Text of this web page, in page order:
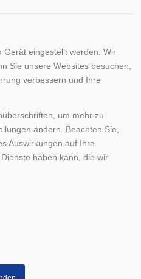
eingestellt werden. Wir
Sie unsere Websites besuchen,
verbessern und Ihre
um mehr zu
ändern. Beachten Sie,
Auswirkungen auf Ihre
haben kann, die wir